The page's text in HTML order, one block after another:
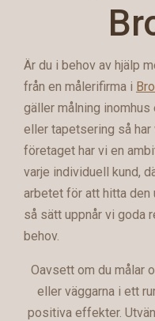
Är du i behov av hjälp
från en målerifirma i
gäller målning
eller tapetsering så
företaget har vi en
varje individuell kund,
arbetet för att hitta den
så sätt uppnår vi goda
behov.
Oavsett om du målar
eller väggarna i ett
positiva effekter.